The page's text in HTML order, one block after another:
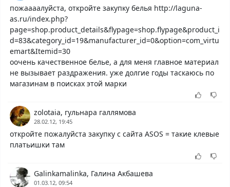
пожаааалуйста, откройте закупку белья http://laguna-
as.ru/index.php?
page=shop.product_details&flypage=shop.flypage&product_i
d=83&category_id=19&manufacturer_id=0&option=com_virtu
emart&Itemid=30
оочень качественное белье, а для меня главное материал
не вызывает раздражения. уже долгие годы таскаюсь по
магазинам в поисках этой марки
zolotaia, гульнара галлямова
28.02.12, 19:45
откройте пожалуйста закупку с сайта ASOS = такие клевые
платьишки там
Galinkamalinka, Галина Акбашева
01.03.12, 09:54